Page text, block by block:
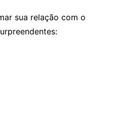
sua relação com o